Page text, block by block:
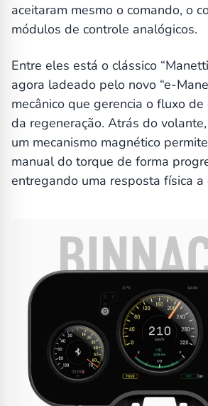
aceitaram mesmo o comando, o
módulos de controle analógicos.
Entre eles está o clássico
agora ladeado pelo novo “e-
mecânico que gerencia o fluxo
da regeneração. Atrás do
um mecanismo magnético
manual do torque de forma
entregando uma resposta física a